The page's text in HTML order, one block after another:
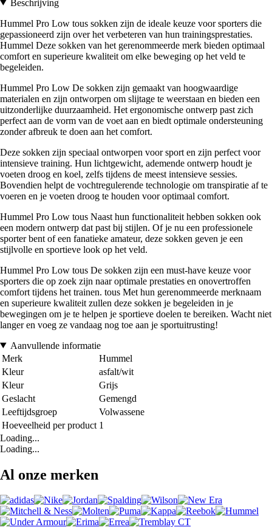
Beschrijving
Hummel Pro Low tous sokken zijn de ideale keuze voor sporters die
gepassioneerd zijn over het verbeteren van hun trainingsprestaties.
Hummel Deze sokken van het gerenommeerde merk bieden optimaal
comfort en superieure kwaliteit om elke beweging op het veld te
begeleiden.
Hummel Pro Low De sokken zijn gemaakt van hoogwaardige
materialen en zijn ontworpen om slijtage te weerstaan en bieden een
uitzonderlijke duurzaamheid. Het ergonomische ontwerp past zich
perfect aan de vorm van de voet aan en biedt optimale ondersteuning
zonder afbreuk te doen aan het comfort.
Deze sokken zijn speciaal ontworpen voor sport en zijn perfect voor
intensieve training. Hun lichtgewicht, ademende ontwerp houdt je
voeten droog en koel, zelfs tijdens de meest intensieve sessies.
Bovendien helpt de vochtregulerende technologie om transpiratie af te
voeren en je voeten droog te houden voor optimaal comfort.
Hummel Pro Low tous Naast hun functionaliteit hebben sokken ook
een modern ontwerp dat past bij stijlen. Of je nu een professionele
sporter bent of een fanatieke amateur, deze sokken geven je een
stijlvolle en sportieve look op het veld.
Hummel Pro Low tous De sokken zijn een must-have keuze voor
sporters die op zoek zijn naar optimale prestaties en onovertroffen
comfort tijdens het trainen. tous Met hun gerenommeerde merknaam
en superieure kwaliteit zullen deze sokken je begeleiden in je
bewegingen om je te helpen je sportieve doelen te bereiken. Wacht niet
langer en voeg ze vandaag nog toe aan je sportuitrusting!
Aanvullende informatie
Merk
Hummel
Kleur
asfalt/wit
Kleur
Grijs
Geslacht
Gemengd
Leeftijdsgroep
Volwassene
Hoeveelheid per product 1
Loading...
Loading...
Al onze merken